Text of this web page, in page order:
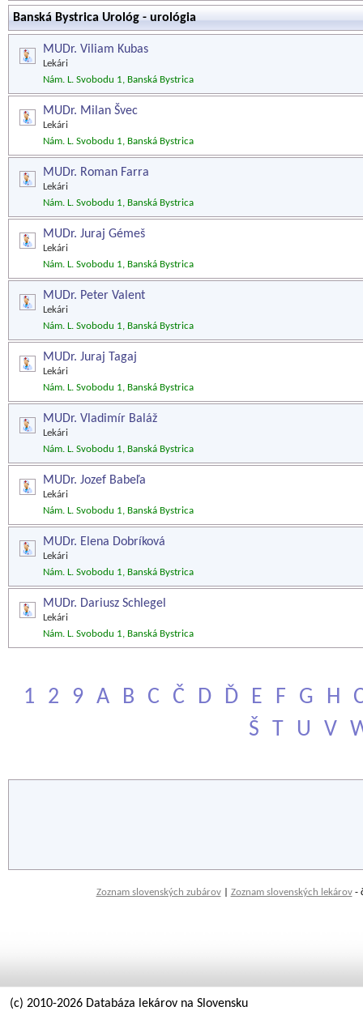
Banská Bystrica Urológ - urológia
MUDr. Viliam Kubas
Lekári
Nám. L. Svobodu 1, Banská Bystrica
MUDr. Milan Švec
Lekári
Nám. L. Svobodu 1, Banská Bystrica
MUDr. Roman Farra
Lekári
Nám. L. Svobodu 1, Banská Bystrica
MUDr. Juraj Gémeš
Lekári
Nám. L. Svobodu 1, Banská Bystrica
MUDr. Peter Valent
Lekári
Nám. L. Svobodu 1, Banská Bystrica
MUDr. Juraj Tagaj
Lekári
Nám. L. Svobodu 1, Banská Bystrica
MUDr. Vladimír Baláž
Lekári
Nám. L. Svobodu 1, Banská Bystrica
MUDr. Jozef Babeľa
Lekári
Nám. L. Svobodu 1, Banská Bystrica
MUDr. Elena Dobríková
Lekári
Nám. L. Svobodu 1, Banská Bystrica
MUDr. Dariusz Schlegel
Lekári
Nám. L. Svobodu 1, Banská Bystrica
1 2 9 A B C Č D Ď E F G H
Š
T U V
Zoznam slovenských zubárov| Zoznam slovenských lekárov-
(c) 2010-2026 Databáza lekárov na Slovensku